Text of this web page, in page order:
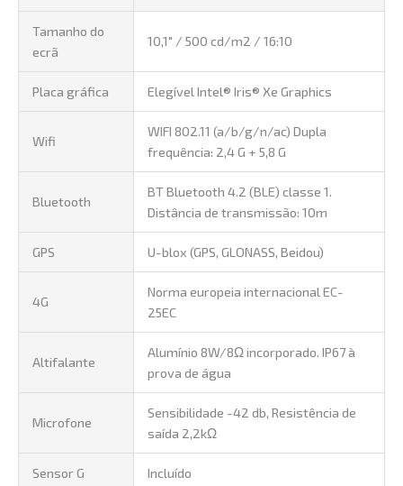
Tamanho do
ecrã
10,1″ / 500 cd/m2 / 16:10
Placa gráfica Elegível Intel® Iris® Xe Graphics
Wifi
WIFI 802.11 (a/b/g/n/ac) Dupla
frequência: 2,4 G + 5,8 G
Bluetooth
BT Bluetooth 4.2 (BLE) classe 1.
Distância de transmissão: 10m
GPS U-blox (GPS, GLONASS, Beidou)
4G
Norma europeia internacional EC-
25EC
Altifalante
Alumínio 8W/8Ω incorporado. IP67 à
prova de água
Microfone
Sensibilidade -42 db, Resistência de
saída 2,2kΩ
Sensor G Incluído